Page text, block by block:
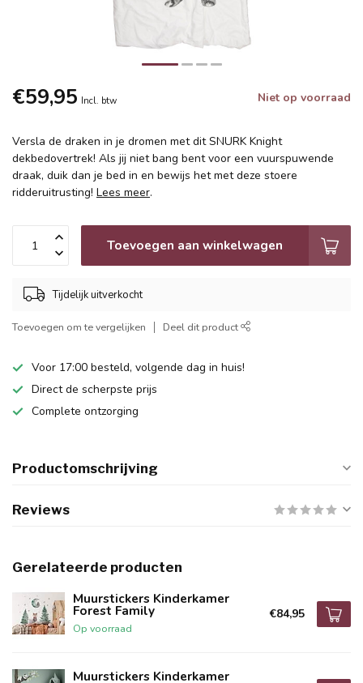
€59,95 Incl. btw Niet op voorraad
Versla de draken in je dromen met dit SNURK Knight
dekbedovertrek! Als jij niet bang bent voor een vuurspuwende
draak, duik dan je bed in en bewijs het met deze stoere
ridderuitrusting! Lees meer.
Toevoegen aan winkelwagen
Tijdelijk uitverkocht
Toevoegen om te vergelijken Deel dit product
Voor 17:00 besteld, volgende dag in huis!
Direct de scherpste prijs
Complete ontzorging
Productomschrijving
Reviews
Gerelateerde producten
Muurstickers Kinderkamer
Forest Family
Op voorraad
€84,95
Muurstickers Kinderkamer